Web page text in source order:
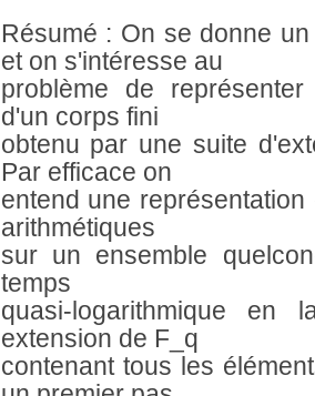
Résumé : On se donne
et on s'intéresse au
problème de
d'un corps fini
obtenu par une suite
Par efficace on
entend une
arithmétiques
sur un ensemble
temps
quasi-logarithmique
extension de F_q
contenant tous les